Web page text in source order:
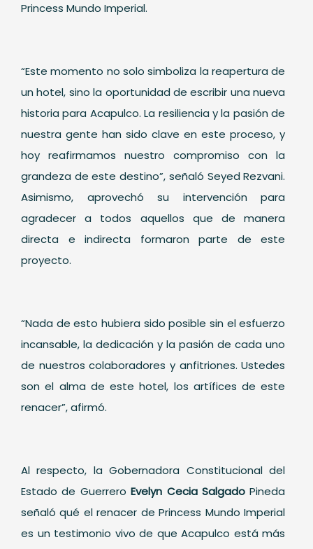
Princess Mundo Imperial.
“Este momento no solo simboliza la reapertura de
un hotel, sino la oportunidad de escribir una nueva
historia para Acapulco. La resiliencia y la pasión de
nuestra gente han sido clave en este proceso, y
hoy reafirmamos nuestro compromiso con la
grandeza de este destino”, señaló Seyed Rezvani.
Asimismo, aprovechó su intervención para
agradecer a todos aquellos que de manera
directa e indirecta formaron parte de este
proyecto.
“Nada de esto hubiera sido posible sin el esfuerzo
incansable, la dedicación y la pasión de cada uno
de nuestros colaboradores y anfitriones. Ustedes
son el alma de este hotel, los artífices de este
renacer”, afirmó.
Al respecto, la Gobernadora Constitucional del
Estado de GuerreroEvelyn Cecia SalgadoPineda
señaló qué el renacer de Princess Mundo Imperial
es un testimonio vivo de que Acapulco está más